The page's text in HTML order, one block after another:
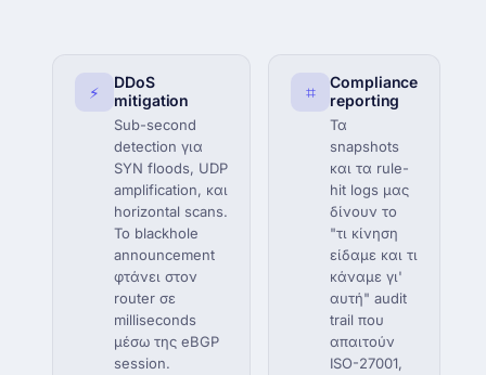
⚡
DDoS
mitigation
Sub-second
detection για
SYN floods, UDP
amplification, και
horizontal scans.
Το blackhole
announcement
φτάνει στον
router σε
milliseconds
μέσω της eBGP
session.
⌗
Compliance
reporting
Τα
snapshots
και τα rule-
hit logs μας
δίνουν το
"τι κίνηση
είδαμε και τι
κάναμε γι'
αυτή" audit
trail που
απαιτούν
ISO-27001,